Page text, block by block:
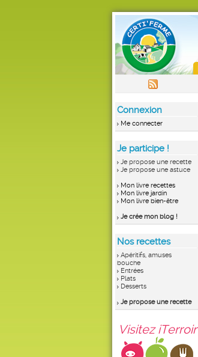
Connexion
Me connecter
Je participe !
Je propose une recette
Je propose une astuce
Mon livre recettes
Mon livre jardin
Mon livre bien-être
Je crée mon blog !
Nos recettes
Apéritifs, amuses
bouche
Entrées
Plats
Desserts
Je propose une recette
Visitez iTerroir